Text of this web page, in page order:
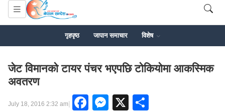
गृहपृष्ठ जापान समाचार विशेष
जेट विमानको टायर पंचर भएपछि टोकियोमा आकस्मिक
अवतरण
July 18, 2016 2:32 am| Facebook
Messenger
X